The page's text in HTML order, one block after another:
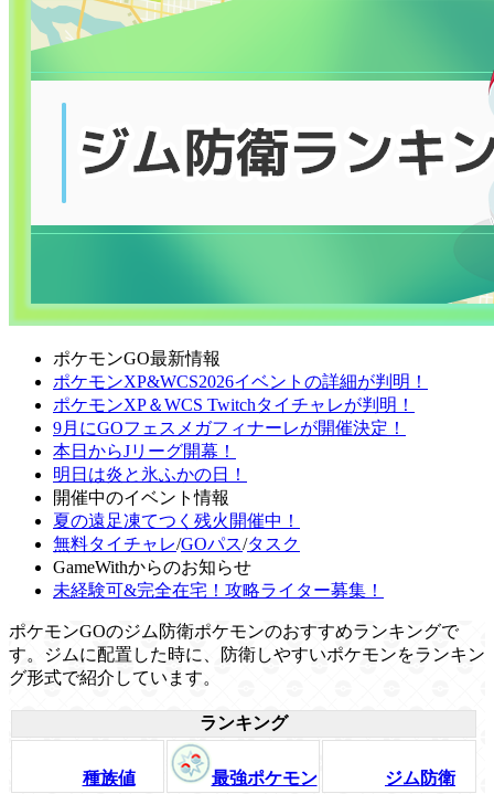
ポケモンGO最新情報
ポケモンXP&WCS2026イベントの詳細が判明！
ポケモンXP＆WCS Twitchタイチャレが判明！
9月にGOフェスメガフィナーレが開催決定！
本日からJリーグ開幕！
明日は炎と氷ふかの日！
開催中のイベント情報
夏の遠足凍てつく残火開催中！
無料タイチャレ/GOパス/タスク
GameWithからのお知らせ
未経験可&完全在宅！攻略ライター募集！
ポケモンGOのジム防衛ポケモンのおすすめランキングで
す。ジムに配置した時に、防衛しやすいポケモンをランキン
グ形式で紹介しています。
ランキング
種族値 最強ポケモン
ジム防衛